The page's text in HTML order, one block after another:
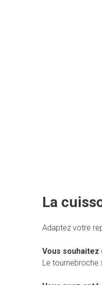
La
Adaptez votre
Vous souhaitez
Le tournebroche